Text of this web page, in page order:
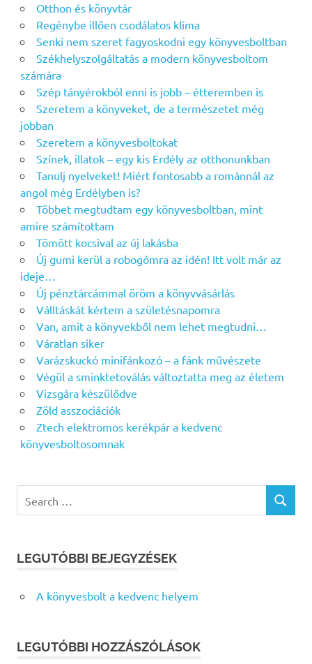
Otthon és könyvtár
Regénybe illően csodálatos klíma
Senki nem szeret fagyoskodni egy könyvesboltban
Székhelyszolgáltatás a modern könyvesboltom
számára
Szép tányérokból enni is jobb – étteremben is
Szeretem a könyveket, de a természetet még
jobban
Szeretem a könyvesboltokat
Színek, illatok – egy kis Erdély az otthonunkban
Tanulj nyelveket! Miért fontosabb a románnál az
angol még Erdélyben is?
Többet megtudtam egy könyvesboltban, mint
amire számítottam
Tömött kocsival az új lakásba
Új gumi kerül a robogómra az idén! Itt volt már az
ideje…
Új pénztárcámmal öröm a könyvvásárlás
Válltáskát kértem a születésnapomra
Van, amit a könyvekből nem lehet megtudni…
Váratlan siker
Varázskuckó minifánkozó – a fánk művészete
Végül a sminktetoválás változtatta meg az életem
Vizsgára készülődve
Zöld asszociációk
Ztech elektromos kerékpár a kedvenc
könyvesboltosomnak
for:
SEARCH
LEGUTÓBBI BEJEGYZÉSEK
A könyvesbolt a kedvenc helyem
LEGUTÓBBI HOZZÁSZÓLÁSOK